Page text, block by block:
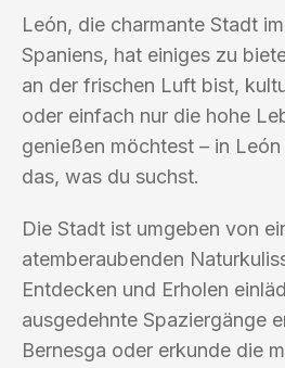
León, die charmante Stadt
Spaniens, hat einiges zu
an der frischen Luft bist,
oder einfach nur die hohe
genießen möchtest – in
das, was du suchst.
Die Stadt ist umgeben von
atemberaubenden
Entdecken und Erholen
ausgedehnte Spaziergänge
Bernesga oder erkunde die